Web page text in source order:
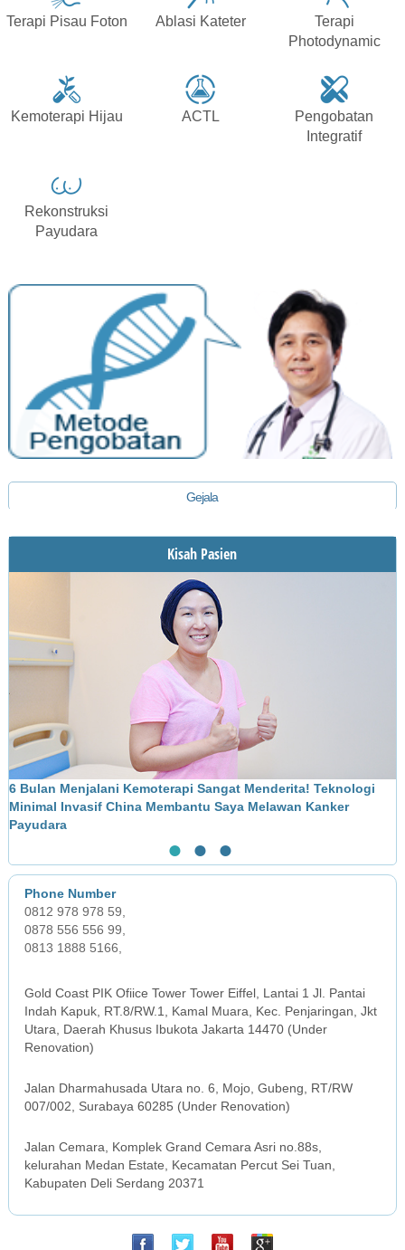
Terapi Pisau Foton Ablasi Kateter
Terapi
Photodynamic
Kemoterapi Hijau ACTL
Pengobatan
Integratif
Rekonstruksi
Payudara
Gejala
Pengobatan
Kisah Pasien
6 Bulan Menjalani Kemoterapi Sangat Menderita! Teknologi
Minimal Invasif China Membantu Saya Melawan Kanker
Payudara
● ● ●
0812 978 978 59,
0878 556 556 99,
0813 1888 5166,
Gold Coast PIK Ofiice Tower Tower Eiffel, Lantai 1 Jl. Pantai
Indah Kapuk, RT.8/RW.1, Kamal Muara, Kec. Penjaringan, Jkt
Utara, Daerah Khusus Ibukota Jakarta 14470 (Under
Renovation)
Jalan Dharmahusada Utara no. 6, Mojo, Gubeng, RT/RW
007/002, Surabaya 60285 (Under Renovation)
Jalan Cemara, Komplek Grand Cemara Asri no.88s,
kelurahan Medan Estate, Kecamatan Percut Sei Tuan,
Kabupaten Deli Serdang 20371